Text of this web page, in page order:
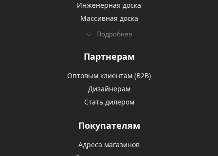
Инженерная доска
Массивная доска
Подробнее
Партнерам
Оптовым клиентам (В2В)
Дизайнерам
Стать дилером
Покупателям
Адреса магазинов